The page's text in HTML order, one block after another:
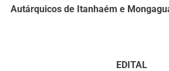
Autárquicos de Itanhaém e
EDITAL